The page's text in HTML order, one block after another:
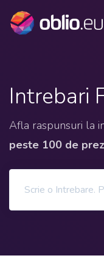
Intrebari
Afla raspunsuri la
peste 100 de